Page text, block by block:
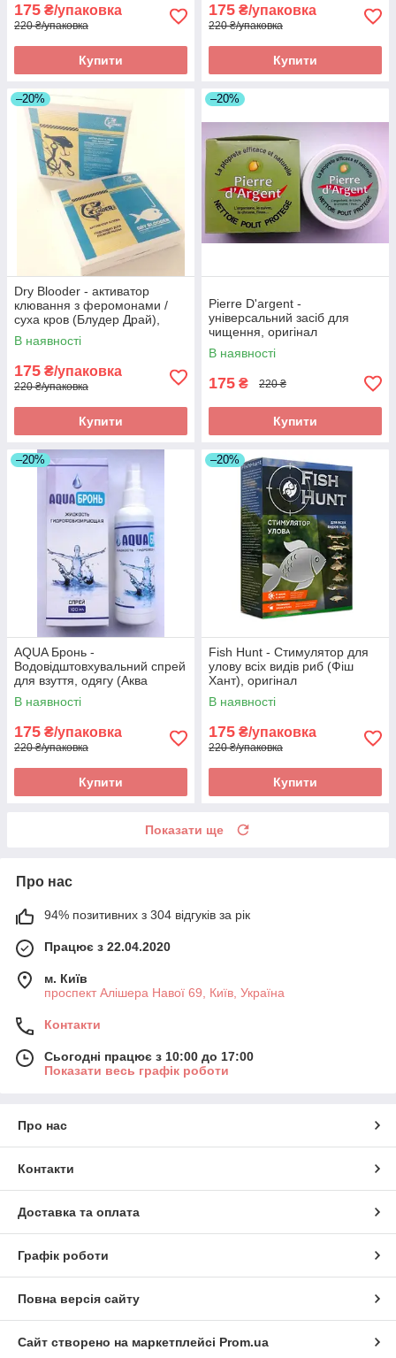
175 ₴/упаковка
220 ₴/упаковка
Купити
175 ₴/упаковка
220 ₴/упаковка
Купити
–20%
Dry Blooder - активатор
клювання з феромонами /
суха кров (Блудер Драй),
оригінал
В наявності
175 ₴/упаковка
220 ₴/упаковка
Купити
–20%
Pierre D'argent -
універсальний засіб для
чищення, оригінал
В наявності
175 ₴ 220 ₴
Купити
–20%
AQUA Бронь -
Водовідштовхувальний спрей
для взуття, одягу (Аква
Бронь), оригінал
В наявності
175 ₴/упаковка
220 ₴/упаковка
Купити
–20%
Fish Hunt - Стимулятор для
улову всіх видів риб (Фіш
Хант), оригінал
В наявності
175 ₴/упаковка
220 ₴/упаковка
Купити
Показати ще
Про нас
94% позитивних з 304 відгуків за рік
Працює з 22.04.2020
м. Київ
проспект Алішера Навої 69, Київ, Україна
Контакти
Сьогодні працює з 10:00 до 17:00
Показати весь графік роботи
Про нас
Контакти
Доставка та оплата
Графік роботи
Повна версія сайту
Сайт створено на маркетплейсі Prom.ua